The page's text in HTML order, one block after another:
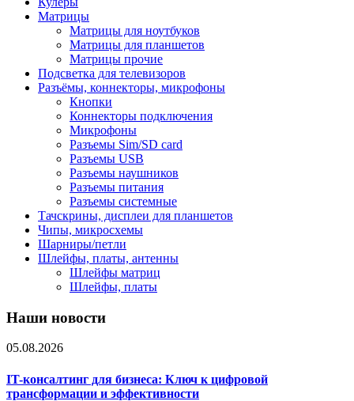
Матрицы
Матрицы для ноутбуков
Матрицы для планшетов
Матрицы прочие
Подсветка для телевизоров
Разъёмы, коннекторы, микрофоны
Кнопки
Коннекторы подключения
Микрофоны
Разъемы Sim/SD card
Разъемы USB
Разъемы наушников
Разъемы питания
Разъемы системные
Тачскрины, дисплеи для планшетов
Чипы, микросхемы
Шарниры/петли
Шлейфы, платы, антенны
Шлейфы матриц
Шлейфы, платы
Наши новости
05.08.2026
IT-консалтинг для бизнеса: Ключ к цифровой
трансформации и эффективности